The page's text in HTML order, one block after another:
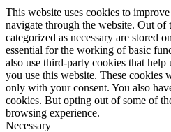
This website uses cookies to
navigate through the website. Out of
categorized as necessary are stored
essential for the working of basic
also use third-party cookies that help
you use this website. These cookies
only with your consent. You also
cookies. But opting out of some of
browsing experience.
Necessary